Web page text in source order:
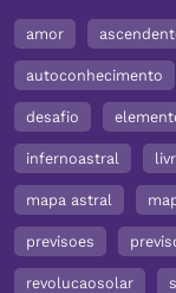
amor
autoconhecimento
desafio
infernoastral
mapa astral
previsoes
revolucaosolar